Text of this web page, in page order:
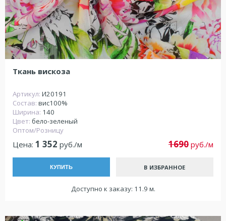
Ткань вискоза
Артикул: И20191
Состав: вис100%
Ширина: 140
Цвет: бело-зеленый
Оптом/Розницу
Цена: 1 352 руб./м 1690 руб./м
КУПИТЬ В ИЗБРАННОЕ
Доступно к заказу: 11.9 м.